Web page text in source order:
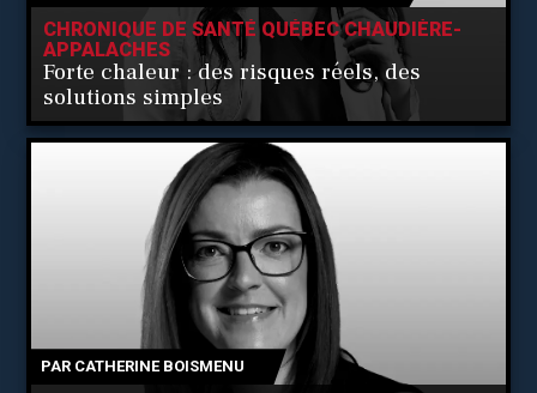
CHRONIQUE DE SANTÉ QUÉBEC CHAUDIÈRE-
APPALACHES
Forte chaleur : des risques réels, des
solutions simples
PAR CATHERINE BOISMENU